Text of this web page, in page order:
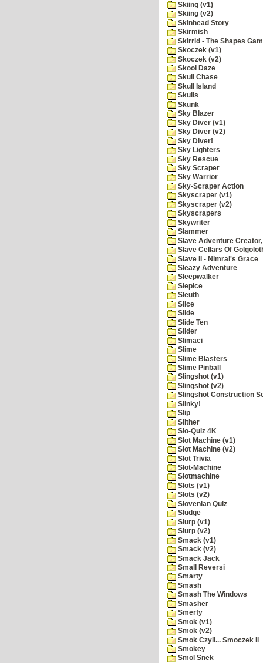
Skiing (v1)
Skiing (v2)
Skinhead Story
Skirmish
Skirrid - The Shapes
Skoczek (v1)
Skoczek (v2)
Skool Daze
Skull Chase
Skull Island
Skulls
Skunk
Sky Blazer
Sky Diver (v1)
Sky Diver (v2)
Sky Diver!
Sky Lighters
Sky Rescue
Sky Scraper
Sky Warrior
Sky-Scraper Action
Skyscraper (v1)
Skyscraper (v2)
Skyscrapers
Skywriter
Slammer
Slave Adventure Creator,
Slave Cellars Of
Slave II - Nimral's Grace
Sleazy Adventure
Sleepwalker
Slepice
Sleuth
Slice
Slide
Slide Ten
Slider
Slimaci
Slime
Slime Blasters
Slime Pinball
Slingshot (v1)
Slingshot (v2)
Slingshot Construction
Slinky!
Slip
Slither
Slo-Quiz 4K
Slot Machine (v1)
Slot Machine (v2)
Slot Trivia
Slot-Machine
Slotmachine
Slots (v1)
Slots (v2)
Slovenian Quiz
Sludge
Slurp (v1)
Slurp (v2)
Smack (v1)
Smack (v2)
Smack Jack
Small Reversi
Smarty
Smash
Smash The Windows
Smasher
Smerfy
Smok (v1)
Smok (v2)
Smok Czyli... Smoczek II
Smokey
Smol Snek